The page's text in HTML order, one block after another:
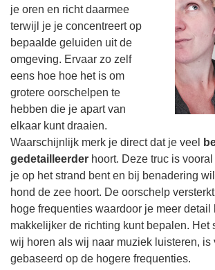
je oren en richt daarmee
terwijl je je concentreert op
bepaalde geluiden uit de
omgeving. Ervaar zo zelf
eens hoe hoe het is om
grotere oorschelpen te
hebben die je apart van
elkaar kunt draaien.
Waarschijnlijk merk je direct dat je veel
gedetailleerder hoort. Deze truc is
je op het strand bent en bij benadering
hond de zee hoort. De oorschelp
hoge frequenties waardoor je meer detail
makkelijker de richting kunt bepalen. Het
wij horen als wij naar muziek luisteren, is
gebaseerd op de hogere frequenties.